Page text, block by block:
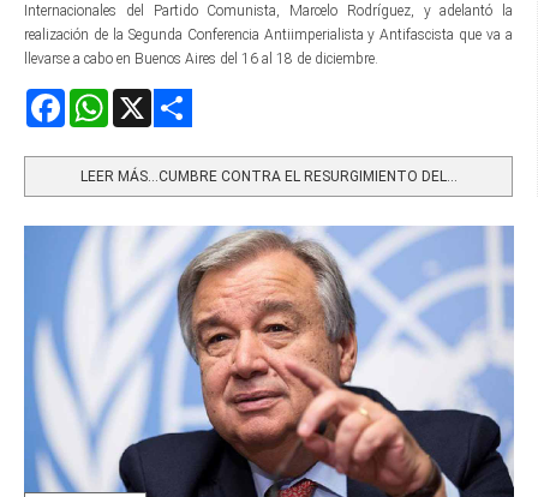
Internacionales del Partido Comunista, Marcelo Rodríguez, y adelantó la
realización de la Segunda Conferencia Antiimperialista y Antifascista que va a
llevarse a cabo en Buenos Aires del 16 al 18 de diciembre.
FacebookWhatsApp
LEER MÁS…CUMBRE CONTRA EL RESURGIMIENTO DEL...